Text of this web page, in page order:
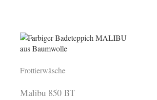
Frottierwäsche
Malibu 850 BT